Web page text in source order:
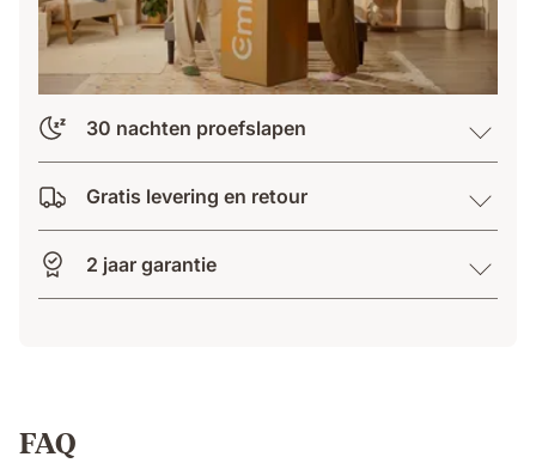
30 nachten proefslapen
Gratis levering en retour
2 jaar garantie
FAQ